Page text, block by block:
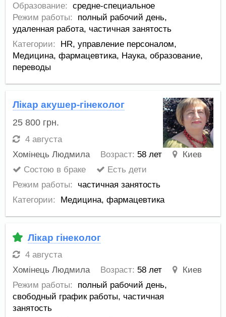
Образование:
средне-специальное
Режим работы:
полный рабочий день,
удаленная работа, частичная занятость
Категории:
HR, управление персоналом,
Медицина, фармацевтика, Наука, образование,
переводы
Лікар акушер-гінеколог
25 800 грн.
4 августа
Хомінець Людмила
Возраст: 58 лет
Киев
Состою в браке
Есть дети
Режим работы:
частичная занятость
Категории:
Медицина, фармацевтика
Лікар гінеколог
4 августа
Хомінець Людмила
Возраст: 58 лет
Киев
Режим работы:
полный рабочий день,
свободный график работы, частичная
занятость